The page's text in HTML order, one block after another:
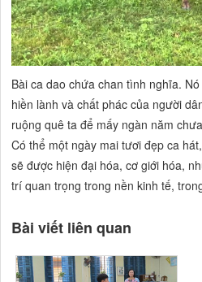
Bài ca dao chứa chan tình nghĩa.
hiền lành và chất phác của người
ruộng quê ta để mấy ngàn năm
Có thể một ngày mai tươi đẹp ca
sẽ được hiện đại hóa, cơ giới hóa,
trí quan trọng trong nền kinh tế,
Bài viết liên quan